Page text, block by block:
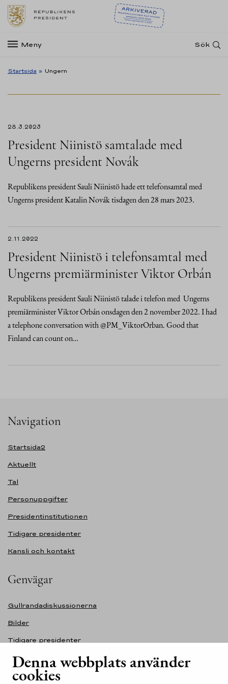
Denna webbplats använder
cookies
Meny Sök
Startsida » Ungern
28.3.2023
President Niinistö samtalade med
Ungerns president Novák
Republikens president Sauli Niinistö hade ett telefonsamtal med
Ungerns president Katalin Novák tisdagen den 28 mars 2023.
2.11.2022
President Niinistö i telefonsamtal med
Ungerns premiärminister Viktor Orbán
Republikens president Sauli Niinistö talade i telefon med Ungerns
premiärminister Viktor Orbán onsdagen den 2 november 2022. I had
a telephone conversation with @PM_ViktorOrban. Good that
Finland can count on…
Navigation
Startsida2
Aktuellt
Tal
Personuppgifter
Presidentinstitutionen
Tidigare presidenter
Kansli och kontakt
Genvägar
Gullrandadiskussionerna
Bilder
Tidigare presidenter
Självständighetsdagens festmottagning
Tillgänglighetsutlåtande för webbplatsen presidentti.fi